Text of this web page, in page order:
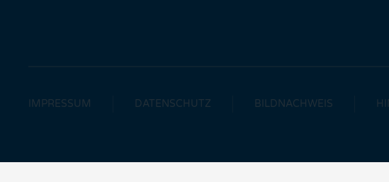
IMPRESSUM DATENSCHUTZ BILDNACHWEIS